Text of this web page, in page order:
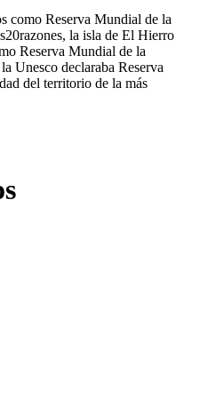
como Reserva Mundial de la
la isla de El Hierro
Reserva Mundial de la
Unesco declaraba Reserva
del territorio de la más